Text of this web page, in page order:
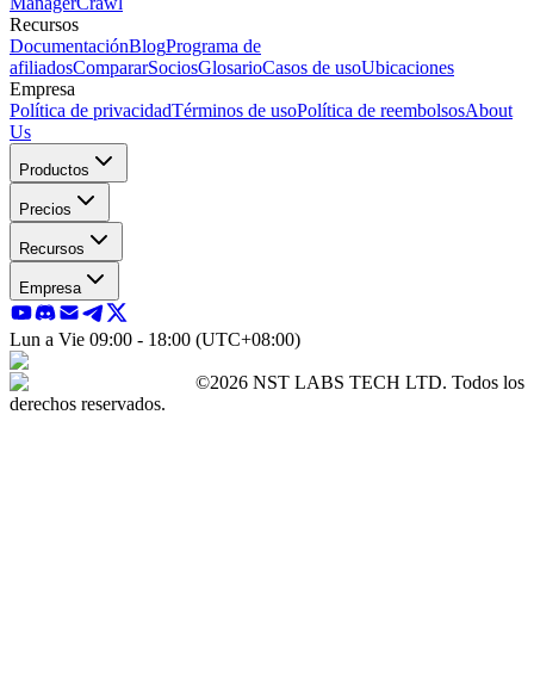
Recursos
DocumentaciónBlogPrograma de
afiliadosCompararSociosGlosarioCasos de usoUbicaciones
Empresa
Política de privacidadTérminos de usoPolítica de reembolsosAbout
Us
Productos
Precios
Recursos
Empresa
Lun a Vie 09:00 - 18:00 (UTC+08:00)
©2026 NST LABS TECH LTD. Todos los
derechos reservados.